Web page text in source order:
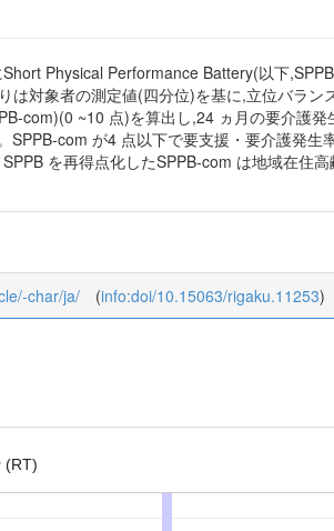
Short Physical Performance Battery(以下
は対象者の測定値(四分位)を基に,立位バラ
com)(0 ~10 点)を算出し,24 ヵ月の要介護
SPPB-com が4 点以下で要支援・要介護発
を再得点化したSPPB-com は地域在住
char/ja/ (info:doi/10.15063/rigaku.11253)
(RT)